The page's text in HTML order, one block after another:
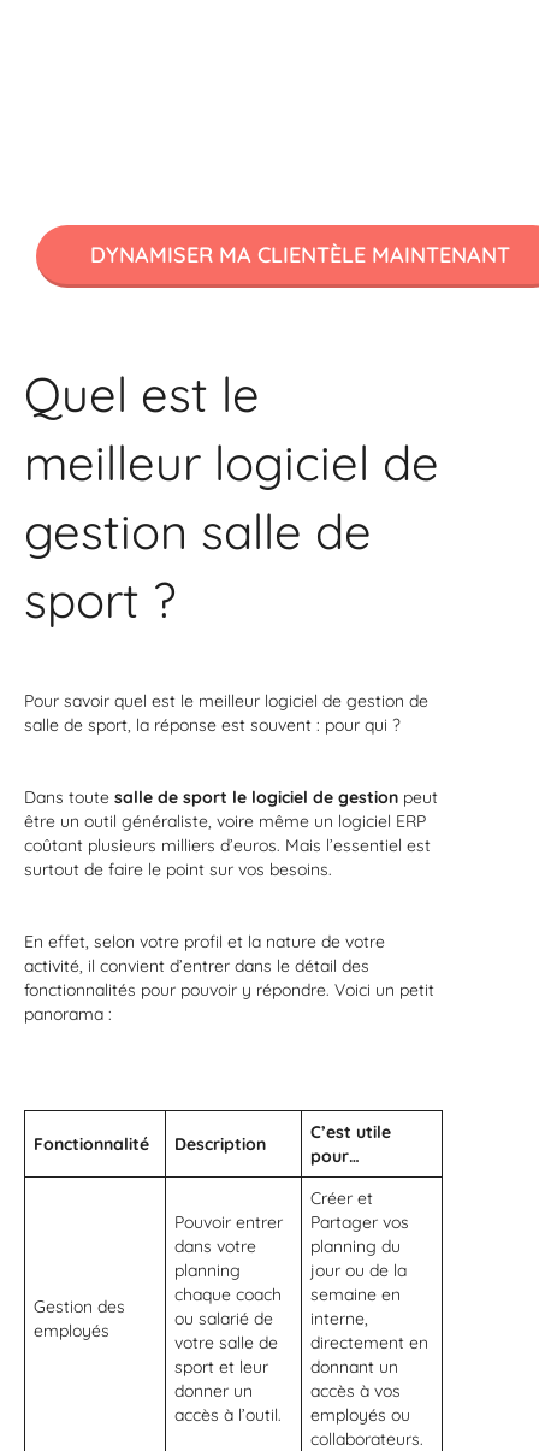
DYNAMISER MA CLIENTÈLE MAINTENANT
Quel est le
meilleur logiciel de
gestion salle de
sport ?
Pour savoir quel est le meilleur logiciel de gestion de
salle de sport, la réponse est souvent : pour qui ?
Dans toute salle de sport le logiciel de gestion peut
être un outil généraliste, voire même un logiciel ERP
coûtant plusieurs milliers d’euros. Mais l’essentiel est
surtout de faire le point sur vos besoins.
En effet, selon votre profil et la nature de votre
activité, il convient d’entrer dans le détail des
fonctionnalités pour pouvoir y répondre. Voici un petit
panorama :
Fonctionnalité Description
C’est utile
pour…
Gestion des
employés
Pouvoir entrer
dans votre
planning
chaque coach
ou salarié de
votre salle de
sport et leur
donner un
accès à l’outil.
Créer et
Partager vos
planning du
jour ou de la
semaine en
interne,
directement en
donnant un
accès à vos
employés ou
collaborateurs.